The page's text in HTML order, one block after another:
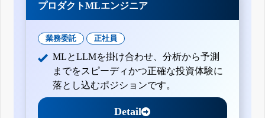
プロダクトMLエンジニア
業務委託 正社員
MLとLLMを掛け合わせ、分析から予測
までをスピーディかつ正確な投資体験に
落とし込むポジションです。
Detail